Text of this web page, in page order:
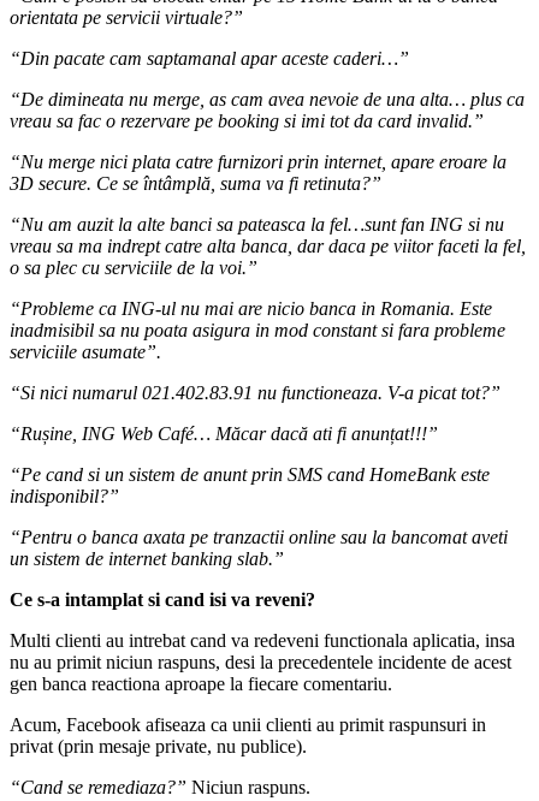
orientata pe servicii virtuale?”
“Din pacate cam saptamanal apar aceste caderi…”
“De dimineata nu merge, as cam avea nevoie de una alta… plus ca
vreau sa fac o rezervare pe booking si imi tot da card invalid.”
“Nu merge nici plata catre furnizori prin internet, apare eroare la
3D secure. Ce se întâmplă, suma va fi retinuta?”
“Nu am auzit la alte banci sa pateasca la fel…sunt fan ING si nu
vreau sa ma indrept catre alta banca, dar daca pe viitor faceti la fel,
o sa plec cu serviciile de la voi.”
“Probleme ca ING-ul nu mai are nicio banca in Romania. Este
inadmisibil sa nu poata asigura in mod constant si fara probleme
serviciile asumate”.
“Si nici numarul 021.402.83.91 nu functioneaza. V-a picat tot?”
“Rușine, ING Web Café… Măcar dacă ati fi anunțat!!!”
“Pe cand si un sistem de anunt prin SMS cand HomeBank este
indisponibil?”
“Pentru o banca axata pe tranzactii online sau la bancomat aveti
un sistem de internet banking slab.”
Ce s-a intamplat si cand isi va reveni?
Multi clienti au intrebat cand va redeveni functionala aplicatia, insa
nu au primit niciun raspuns, desi la precedentele incidente de acest
gen banca reactiona aproape la fiecare comentariu.
Acum, Facebook afiseaza ca unii clienti au primit raspunsuri in
privat (prin mesaje private, nu publice).
“Cand se remediaza?” Niciun raspuns.